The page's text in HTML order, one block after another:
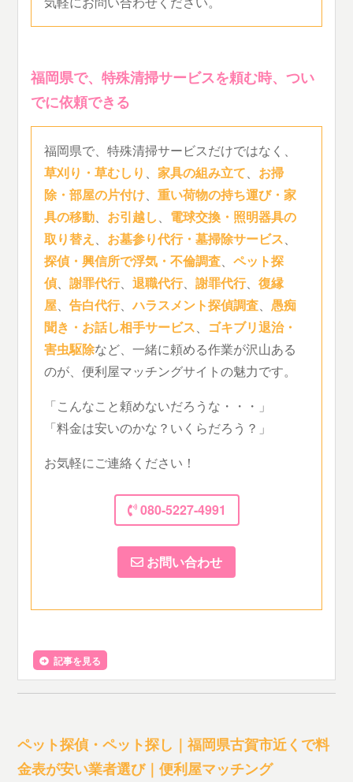
福岡県で、特殊清掃サービスを頼む時、つい
でに依頼できる
福岡県で、特殊清掃サービスだけではなく、
草刈り・草むしり
、家具の組み立て
お掃
除・部屋の片付け 、重い荷物の持ち運び・家
具の移動
お引越し
電球交換・照明器具の
取り替え
お墓参り代行・墓掃除サービス
探偵・興信所で浮気・不倫調査 、ペット探
偵 、謝罪代行、退職代行、謝罪代行、復縁
屋 、告白代行、ハラスメント探偵調査
愚痴
聞き・お話し相手サービス
ゴキブリ退治・
害虫駆除など、一緒に頼める作業が沢山ある
のが、便利屋マッチングサイトの魅力です。
「こんなこと頼めないだろうな・・・」
「料金は安いのかな？いくらだろう？」
お気軽にご連絡ください！
080-5227-4991
お問い合わせ
記事を見る
ペット探偵・ペット探し｜福岡県古賀市近くで料
金表が安い業者選び｜便利屋マッチング